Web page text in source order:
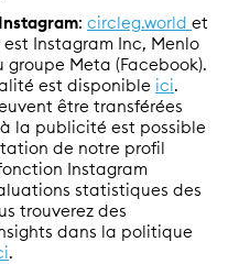
Instagram: circleg.world et
est Instagram Inc, Menlo
Meta (Facebook).
est disponible ici.
être transférées
la publicité est possible
de notre profil
Instagram
statistiques des
trouverez des
dans la politique
.